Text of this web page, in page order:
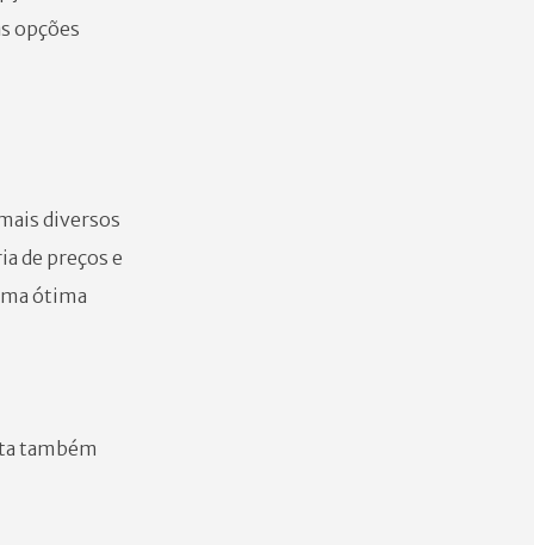
opções
diversos
de preços e
ótima
também